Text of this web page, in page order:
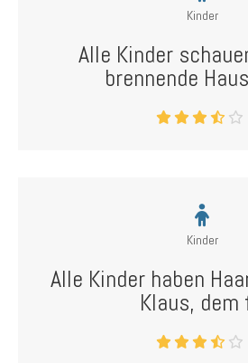
Kinder
Alle Kinder
brennende
Kinder
Alle Kinder haben
Klaus, dem